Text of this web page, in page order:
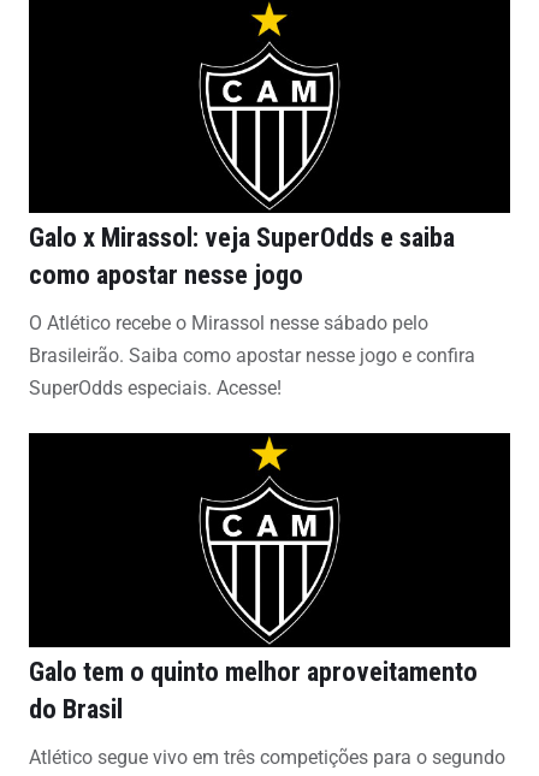
Galo x Mirassol: veja SuperOdds e saiba
como apostar nesse jogo
O Atlético recebe o Mirassol nesse sábado pelo
Brasileirão. Saiba como apostar nesse jogo e confira
SuperOdds especiais. Acesse!
Galo tem o quinto melhor aproveitamento
do Brasil
Atlético segue vivo em três competições para o segundo